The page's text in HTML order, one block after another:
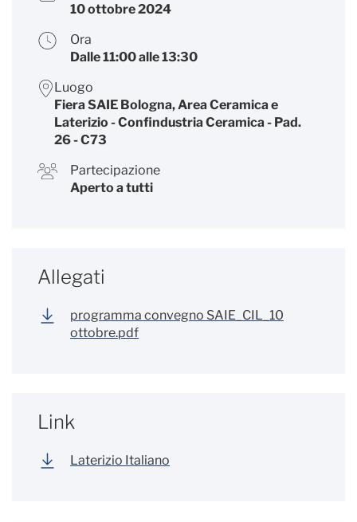
10 ottobre 2024
Ora
Dalle 11:00 alle 13:30
Luogo
Fiera SAIE Bologna, Area Ceramica e
Laterizio - Confindustria Ceramica - Pad.
26 - C73
Partecipazione
Aperto a tutti
Allegati
programma convegno SAIE_CIL_10
ottobre.pdf
Link
Laterizio Italiano